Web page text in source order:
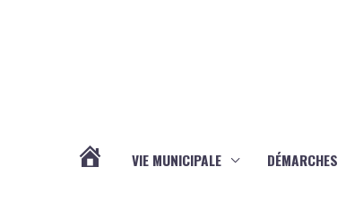
VIE MUNICIPALE DÉMARCHES